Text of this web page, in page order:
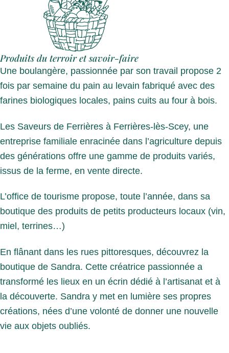
Produits du terroir et savoir-faire
Une boulangère, passionnée par son travail propose 2
fois par semaine du pain au levain fabriqué avec des
farines biologiques locales, pains cuits au four à bois.
Les Saveurs de Ferrières à Ferrières-lès-Scey, une
entreprise familiale enracinée dans l’agriculture depuis
des générations offre une gamme de produits variés,
issus de la ferme, en vente directe.
L’office de tourisme propose, toute l’année, dans sa
boutique des produits de petits producteurs locaux (vin,
miel, terrines…)
En flânant dans les rues pittoresques, découvrez la
boutique de Sandra. Cette créatrice passionnée a
transformé les lieux en un écrin dédié à l’artisanat et à
la découverte. Sandra y met en lumière ses propres
créations, nées d’une volonté de donner une nouvelle
vie aux objets oubliés.